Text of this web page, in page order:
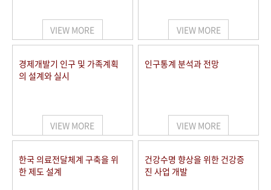
VIEW MORE VIEW MORE
경제개발기 인구 및 가족계획
의 설계와 실시
VIEW MORE
인구통계 분석과 전망
VIEW MORE
한국 의료전달체계 구축을 위
한 제도 설계
건강수명 향상을 위한 건강증
진 사업 개발